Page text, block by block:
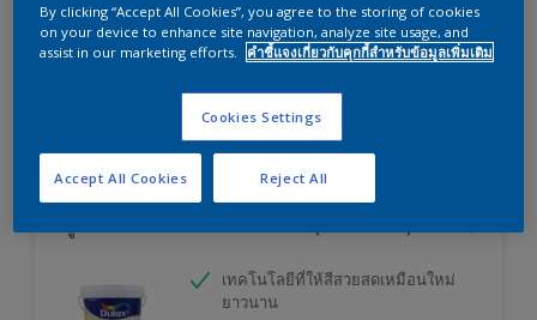
ลองใช้เครื่องคำนวณสีของเราแล้วหาคำตอบ
เครื่องคิดเลขสี
เทคโนโลยีที่ให้สีสวยสดเหมือนใหม่
ยาวนาน
By clicking “Accept All Cookies”, you agree to the storing of cookies
on your device to enhance site navigation, analyze site usage, and
assist in our marketing efforts.
คำชี้แจงเกี่ยวกับคุกกี้สำหรับข้อมูลเพิ่มเติม
Cookies Settings
Reject All
Accept All Cookies